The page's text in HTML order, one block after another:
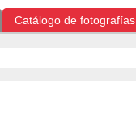
Catálogo de fotografías